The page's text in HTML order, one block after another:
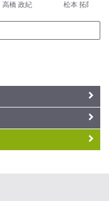
高橋 政紀 松本 拓郎